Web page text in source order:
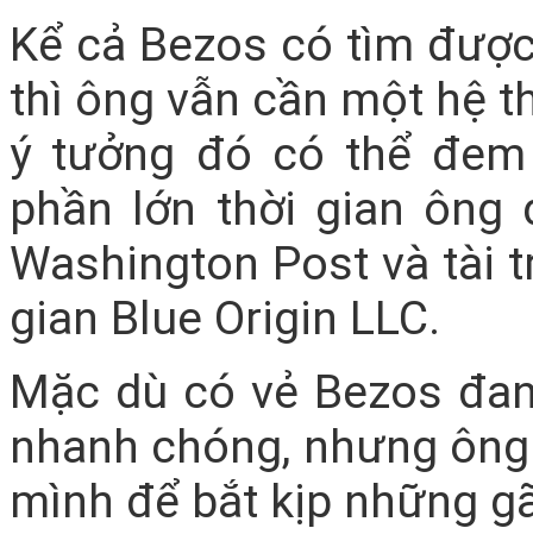
Kể cả Bezos có tìm
thì ông vẫn cần một hệ
ý tưởng đó có thể
phần lớn thời gian ông
Washington Post và tài
gian Blue Origin LLC.
Mặc dù có vẻ Bezos
nhanh chóng, nhưng
mình để bắt kịp những